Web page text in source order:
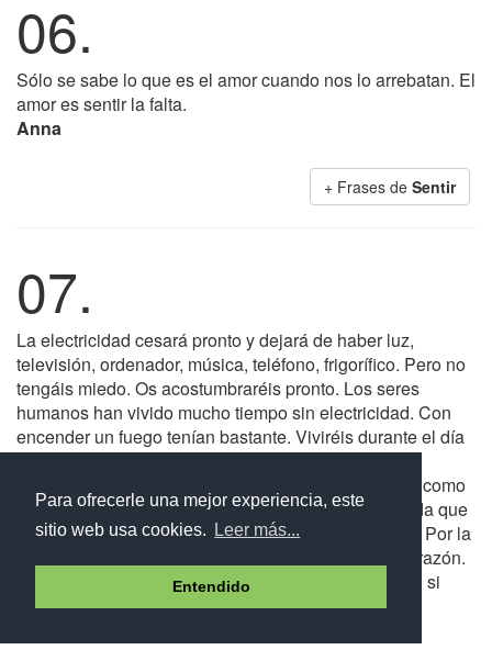
Para ofrecerle una mejor experiencia, este
sitio web usa cookies.
Leer más...
Entendido
06.
Sólo se sabe lo que es el amor cuando nos lo arrebatan. El
amor es sentir la falta.
Anna
+ Frases de Sentir
07.
La electricidad cesará pronto y dejará de haber luz,
televisión, ordenador, música, teléfono, frigorífico. Pero no
tengáis miedo. Os acostumbraréis pronto. Los seres
humanos han vivido mucho tiempo sin electricidad. Con
encender un fuego tenían bastante. Viviréis durante el día
y dormiréis cuando anochezca, igual que hacen los
animales del bosque. Al amanecer saludaréis al sol como
hacen las aves. Será bonito. Cuando no tengáis nada que
hacer, leeréis libros. Y la música la haréis cantando. Por la
noche, encerraos en casa y no salgáis por ninguna razón.
Usad velas. Pilas sólo en caso de emergencia. Pero si
podéis, probad a estar a oscuras.